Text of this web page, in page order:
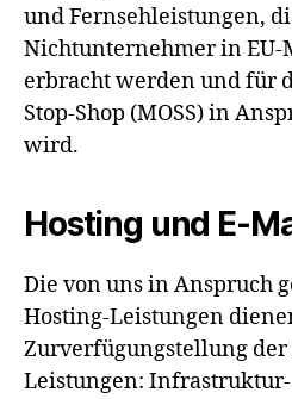
und Fernsehleistungen,
Nichtunternehmer in EU-
erbracht werden und für
Stop-Shop (MOSS) in
wird.
Hosting und E-
Die von uns in Anspruch
Hosting-Leistungen
Zurverfügungstellung
Leistungen: